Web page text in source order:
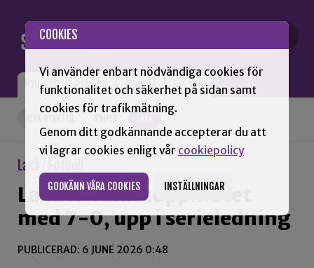
COOKIES
Vi använder enbart nödvändiga cookies för
funktionalitet och säkerhet på sidan samt
cookies för trafikmätning.
Genom ditt godkännande accepterar du att
vi lagrar cookies enligt vår cookiepolicy
GODKÄNN VÅRA COOKIES INSTÄLLNINGAR
NYHETER OPINION TIDNING OM SNN
+
Laxå / Fotboll
Laxå IF vann toppmötet
med 7-0, upp i serieledning
PUBLICERAD: 6 JUNE 2026 0:48